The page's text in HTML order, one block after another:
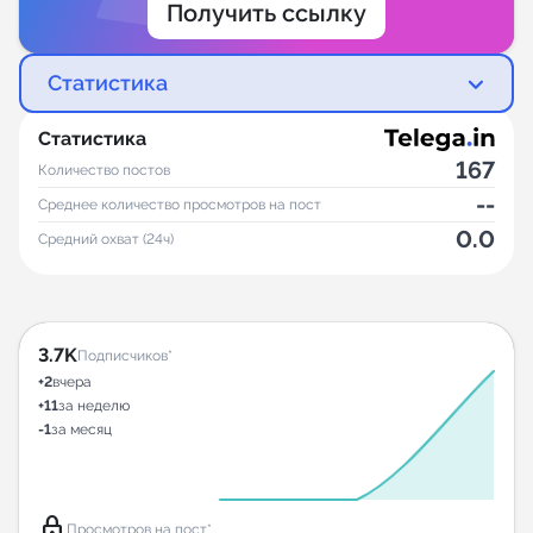
Получить ссылку
Статистика
Статистика
Количество постов 167
Среднее количество просмотров на пост --
Средний охват (24ч) 0.0
3.7KПодписчиков*
+2вчера
+11за неделю
-1за месяц
Просмотров на пост*